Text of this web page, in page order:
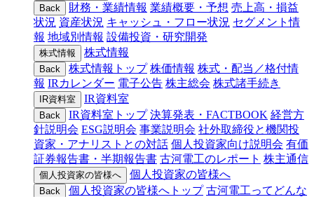
Back 財務・業績情報 業績概要・予想 売上高・損益
状況 資産状況 キャッシュ・フロー状況 セグメント情
報 地域別情報 設備投資・研究開発
株式情報 株式情報
Back 株式情報トップ 株価情報 株式・配当／格付情
報 IRカレンダー 電子公告 株主総会 株式諸手続き
IR資料室 IR資料室
Back IR資料室トップ 決算発表・FACTBOOK 経営方
針説明会 ESG説明会 事業説明会 社外取締役と機関投
資家・アナリストとの対話 個人投資家向け説明会 有価
証券報告書・半期報告書 古河電工のレポート 株主通信
個人投資家の皆様へ 個人投資家の皆様へ
Back 個人投資家の皆様へトップ 古河電工ってどんな